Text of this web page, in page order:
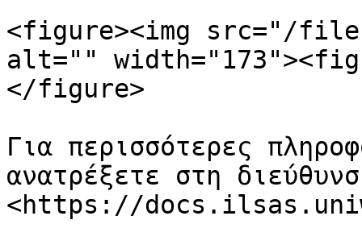
<figure><img src="/
alt=""
</figure>
Για περισσότερες
ανατρέξετε στη